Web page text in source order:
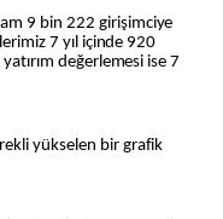
9 bin 222 girişimciye
7 yıl içinde 920
değerlemesi ise 7
yükselen bir grafik